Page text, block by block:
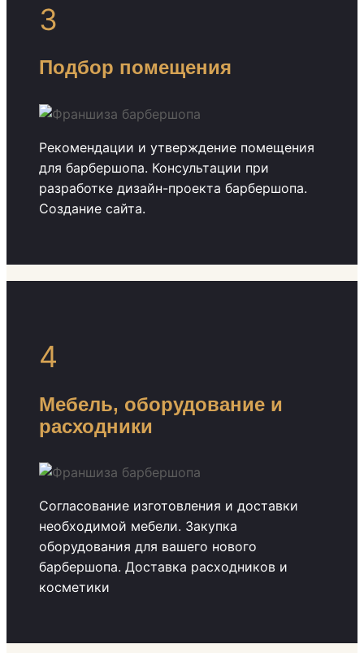
3
Подбор помещения
Рекомендации и утверждение помещения
для барбершопа. Консультации при
разработке дизайн-проекта барбершопа.
Создание сайта.
4
Мебель, оборудование и
расходники
Согласование изготовления и доставки
необходимой мебели. Закупка
оборудования для вашего нового
барбершопа. Доставка расходников и
косметики